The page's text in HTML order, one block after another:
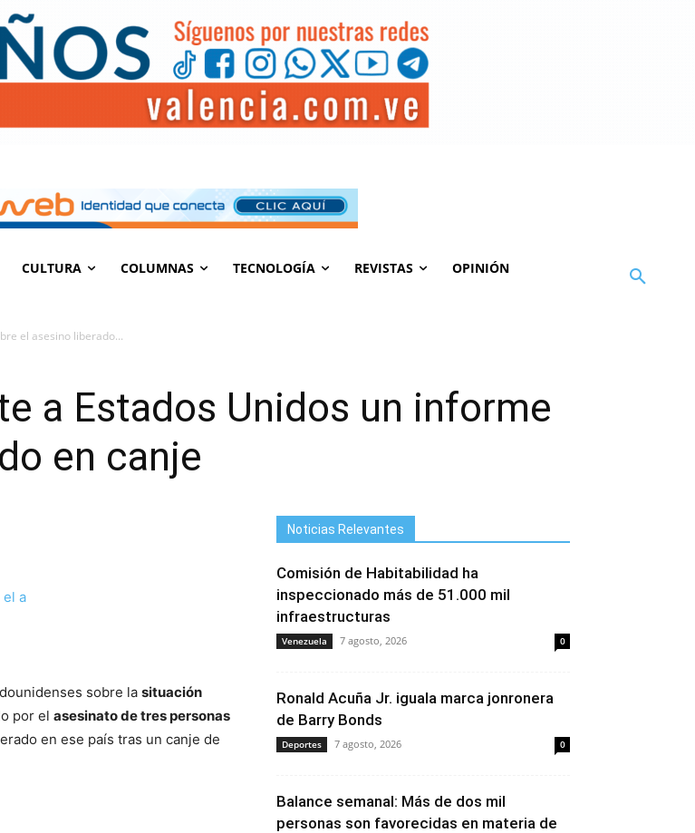
CULTURA COLUMNAS TECNOLOGÍA REVISTAS OPINIÓN
el asesino liberado...
a Estados Unidos un informe
en canje
sobre la situación
por el asesinato de tres personas
en ese país tras un canje de
Noticias Relevantes
Comisión de Habitabilidad ha
inspeccionado más de 51.000 mil
infraestructuras
Venezuela 7 agosto, 2026 0
Ronald Acuña Jr. iguala marca jonronera
de Barry Bonds
Deportes 7 agosto, 2026 0
Balance semanal: Más de dos mil
personas son favorecidas en materia de